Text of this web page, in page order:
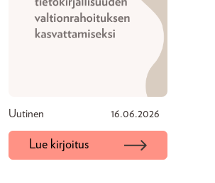
Uutinen 16.06.2026
Lue kirjoitus